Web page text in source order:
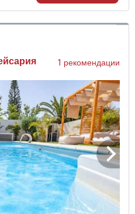
1 рекомендации